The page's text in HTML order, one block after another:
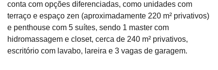
conta com opções diferenciadas, como unidades com
terraço e espaço zen (aproximadamente 220 m² privativos)
e penthouse com 5 suítes, sendo 1 master com
hidromassagem e closet, cerca de 240 m² privativos,
escritório com lavabo, lareira e 3 vagas de garagem.